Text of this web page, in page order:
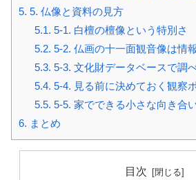
5. 5. 仏像と資料の見方
5.1. 5-1. 白檀の檀像という特別さ
5.2. 5-2. 仏画の十一面観音像は情
5.3. 5-3. 文化財データベースで調
5.4. 5-4. 見る前に決めておく観察
5.5. 5-5. 家でできる小さな向き合
6. まとめ
目次